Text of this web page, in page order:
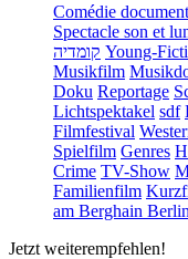
Comédie
Spectacle son et
קומדיה Young-
Musikfilm
Doku Reportage
Lichtspektakel sdf
Filmfestival
Spielfilm Genres
Crime TV-Show
Familienfilm
am Berghain Berlin
Jetzt weiterempfehlen!